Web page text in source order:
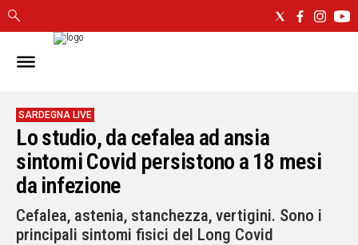
IN
CAGLIARI
SASSARI
NUORO
ORISTANO
SULCIS
GALLURA
OGLIASTRA
SARDEGNA LIVE
Lo studio, da cefalea ad ansia
sintomi Covid persistono a 18 mesi
da infezione
Cefalea, astenia, stanchezza, vertigini. Sono i
principali sintomi fisici del Long Covid